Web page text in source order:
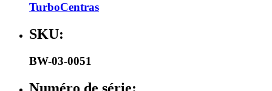
TurboCentras
SKU:
BW-03-0051